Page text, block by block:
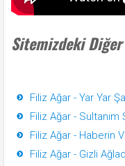
Sitemizdeki
Filiz Ağar - Yar Yar
Filiz Ağar - Sultanım
Filiz Ağar - Haberin
Filiz Ağar - Gizli